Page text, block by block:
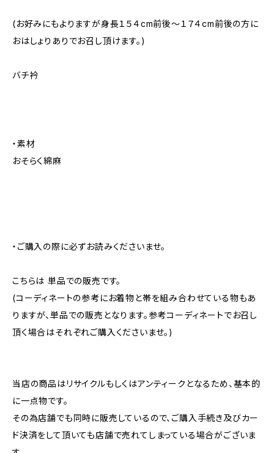
(お好みにもよりますが身長１５４cm前後～１７４cm前後の方に
おはしょりありでお召し頂けます。)
バチ衿
・素材
おそらく綿麻
・ご購入の際に必ずお読みくださいませ。
こちらは 単品での販売です。
(コーディネートの参考にお着物と帯を組み合わせている物もあ
りますが、単品での販売となります。参考コーディネートでお召し
頂く場合はそれぞれご購入くださいませ。)
当店の商品はリサイクルもしくはアンティークとなるため、基本的
に一点物です。
その為店舗でも同時に販売しているので、ご購入手続き及びカー
ド決済をして頂いても店舗で売れてしまっている場合がございま